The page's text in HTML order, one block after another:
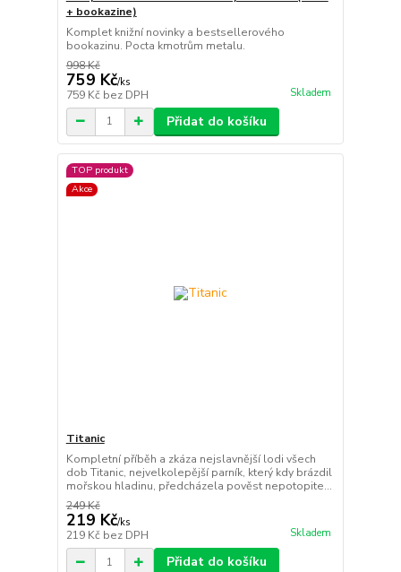
+ bookazine)
Komplet knižní novinky a bestsellerového
bookazinu. Pocta kmotrům metalu.
998 Kč
759 Kč/ks
759 Kč bez DPH Skladem
Přidat do košíku
TOP produkt
Akce
Titanic
Kompletní příběh a zkáza nejslavnější lodi všech
dob Titanic, nejvelkolepější parník, který kdy brázdil
mořskou hladinu, předcházela pověst nepotopite...
249 Kč
219 Kč/ks
219 Kč bez DPH Skladem
Přidat do košíku